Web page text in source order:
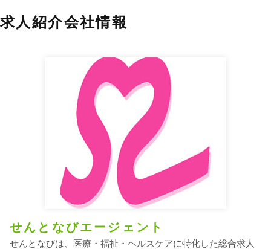
求人紹介会社情報
せんとなびエージェント
せんとなびは、医療・福祉・ヘルスケアに特化した総合求人